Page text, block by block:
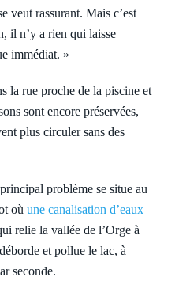
veut rassurant. Mais c’est
il n’y a rien qui laisse
immédiat. »
la rue proche de la piscine et
sont encore préservées,
plus circuler sans des
problème se situe au
où une canalisation d’eaux
relie la vallée de l’Orge à
et pollue le lac, à
seconde.